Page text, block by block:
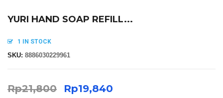
YURI HAND SOAP REFILL...
1 IN STOCK
SKU: 8886030229961
Rp21,800 Rp19,840